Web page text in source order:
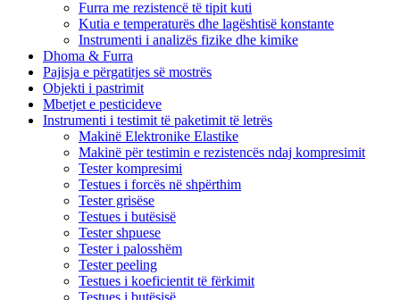
Furra me rezistencë të tipit kuti
Kutia e temperaturës dhe lagështisë konstante
Instrumenti i analizës fizike dhe kimike
Dhoma & Furra
Pajisja e përgatitjes së mostrës
Objekti i pastrimit
Mbetjet e pesticideve
Instrumenti i testimit të paketimit të letrës
Makinë Elektronike Elastike
Makinë për testimin e rezistencës ndaj kompresimit
Tester kompresimi
Testues i forcës në shpërthim
Tester grisëse
Testues i butësisë
Tester shpuese
Tester i palosshëm
Tester peeling
Testues i koeficientit të fërkimit
Testues i butësisë